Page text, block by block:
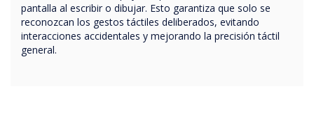
pantalla al escribir o dibujar. Esto garantiza que solo se
reconozcan los gestos táctiles deliberados, evitando
interacciones accidentales y mejorando la precisión táctil
general.